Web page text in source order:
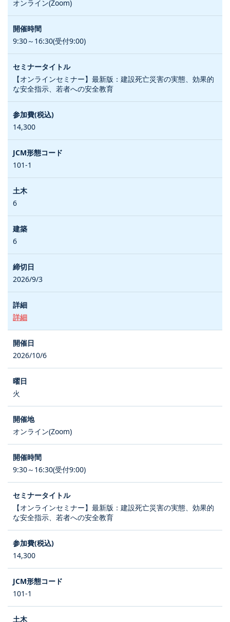
オンライン(Zoom)
9:30～16:30(受付9:00)
【オンラインセミナー】最新版：建設死亡災害の実態、効果的
な安全指示、若者への安全教育
14,300
101-1
6
6
2026/9/3
詳細
2026/10/6
火
オンライン(Zoom)
9:30～16:30(受付9:00)
【オンラインセミナー】最新版：建設死亡災害の実態、効果的
な安全指示、若者への安全教育
14,300
101-1